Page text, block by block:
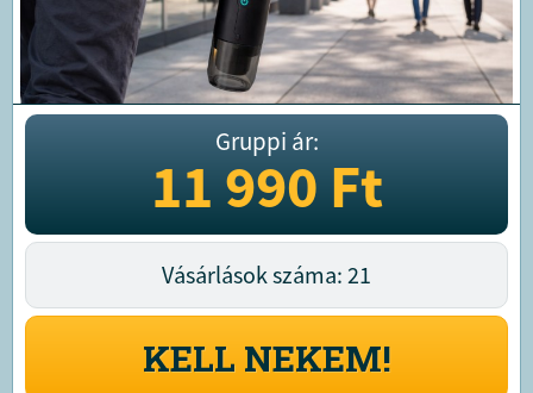
Gruppi ár:
11 990Ft
Vásárlások száma: 21
KELL NEKEM!